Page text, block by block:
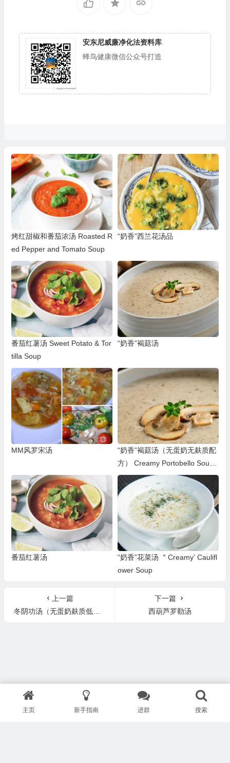
安东尼威廉净化法资料库
蜂鸟健康微信公众号打造
烤红甜椒和番茄浓汤 Roasted R
ed Pepper and Tomato Soup
“奶香”西兰花汤品
番茄红薯汤 Sweet Potato & Tor
tilla Soup
“奶香”褐菇汤
MM风罗宋汤
“奶香”褐菇汤（无蛋奶无麸质配
方） Creamy Portobello Soup
（Dairy-free)
番茄红薯汤
“奶香”花菜汤 ＂Creamy’ Caulifl
ower Soup
上一篇
冬阴功汤（无蛋奶麸质低脂配方）Tom Yum Soup
下一篇
西葫芦罗勒汤
主页 新手指南 进群 搜索